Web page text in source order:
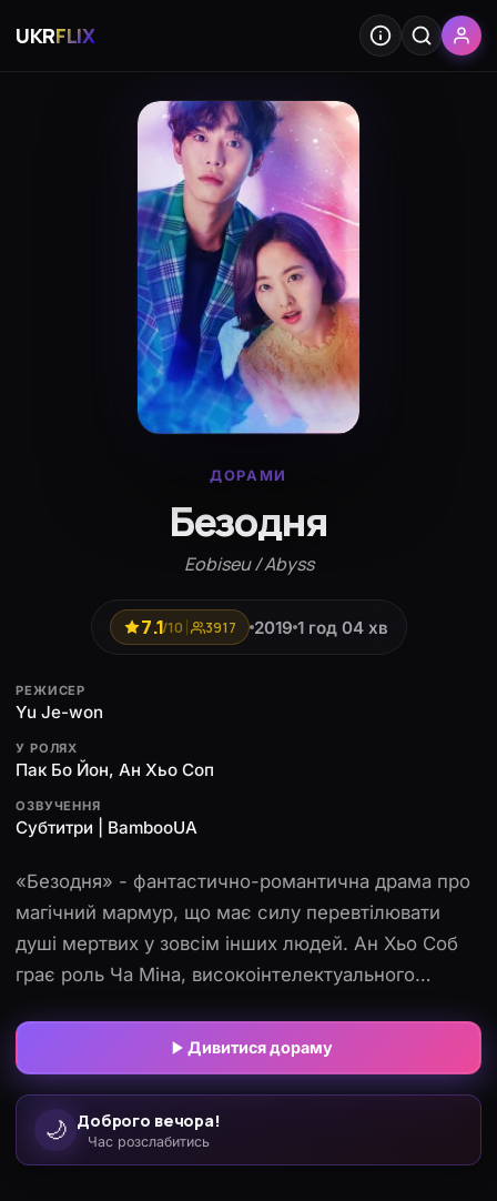
UKRFLIX
ДОРАМИ
Безодня
Eobiseu / Abyss
7.1/10 3917 2019 1 год 04 хв
РЕЖИСЕР
Yu Je-won
У РОЛЯХ
Пак Бо Йон, Ан Хьо Соп
ОЗВУЧЕННЯ
Субтитри | BambooUA
«Безодня» - фантастично-романтична драма про
магічний мармур, що має силу перевтілювати
душі мертвих у зовсім інших людей. Ан Хьо Соб
грає роль Ча Міна, високоінтелектуального
компанії. Хоча у нього є і мізки, і багатство, він
завжди був негарний собою. Однак, після того, як
в його руки потрапляє таємничий мармур під
назвою
Дивитися дораму
🌙 Доброго вечора!
Час розслабитись